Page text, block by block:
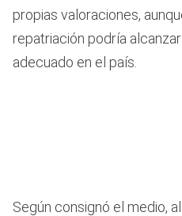
propias valoraciones,
repatriación podría
adecuado en el país.
Según consignó el medio,